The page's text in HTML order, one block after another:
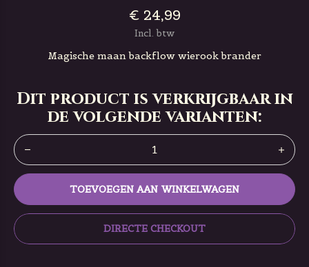
€ 24,99
Incl. btw
Magische maan backflow wierook brander
Dit product is verkrijgbaar in
de volgende varianten:
TOEVOEGEN AAN WINKELWAGEN
DIRECTE CHECKOUT